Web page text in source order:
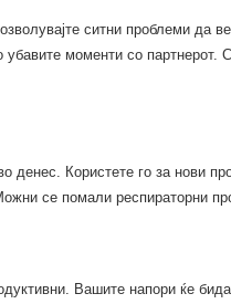
ситни проблеми да
моменти со партнерот.
денес. Користете го за нови
се помали респираторни
Вашите напори ќе